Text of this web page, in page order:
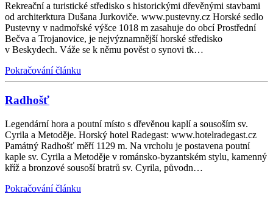
Rekreační a turistické středisko s historickými dřevěnými stavbami
od architerktura Dušana Jurkoviče. www.pustevny.cz Horské sedlo
Pustevny v nadmořské výšce 1018 m zasahuje do obcí Prostřední
Bečva a Trojanovice, je nejvýznamnější horské středisko
v Beskydech. Váže se k němu pověst o synovi tk…
Pokračování článku
Radhošť
Legendární hora a poutní místo s dřevěnou kaplí a sousoším sv.
Cyrila a Metoděje. Horský hotel Radegast: www.hotelradegast.cz
Památný Radhošť měří 1129 m. Na vrcholu je postavena poutní
kaple sv. Cyrila a Metoděje v románsko-byzantském stylu, kamenný
kříž a bronzové sousoší bratrů sv. Cyrila, původn…
Pokračování článku